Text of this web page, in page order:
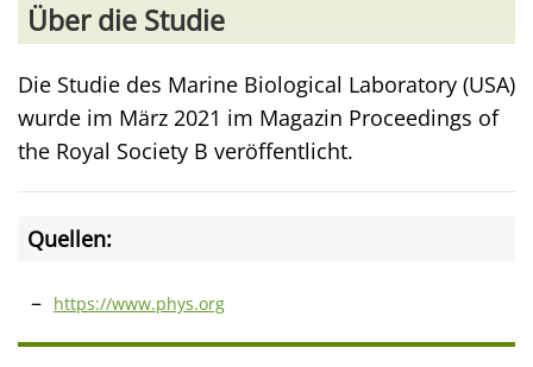
Über die Studie
Die Studie des Marine Biological Laboratory (USA)
wurde im März 2021 im Magazin Proceedings of
the Royal Society B veröffentlicht.
Quellen:
https://www.phys.org